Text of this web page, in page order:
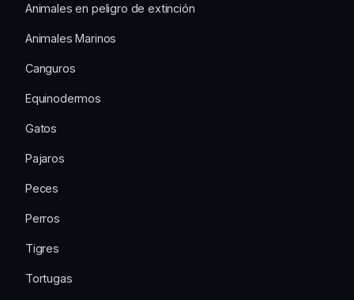
Animales en peligro de extinción
Animales Marinos
Canguros
Equinodermos
Gatos
Pajaros
Peces
Perros
Tigres
Tortugas